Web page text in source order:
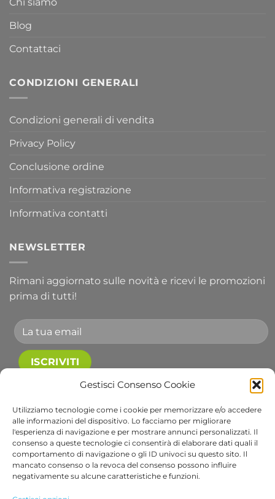
Gestisci Consenso Cookie
Utilizziamo tecnologie come i cookie per memorizzare e/o accedere
alle informazioni del dispositivo. Lo facciamo per migliorare
l'esperienza di navigazione e per mostrare annunci personalizzati. Il
consenso a queste tecnologie ci consentirà di elaborare dati quali il
comportamento di navigazione o gli ID univoci su questo sito. Il
mancato consenso o la revoca del consenso possono influire
negativamente su alcune caratteristiche e funzioni.
Chi siamo
Blog
Contattaci
CONDIZIONI GENERALI
Condizioni generali di vendita
Privacy Policy
Conclusione ordine
Informativa registrazione
Informativa contatti
NEWSLETTER
Rimani aggiornato sulle novità e ricevi le promozioni
prima di tutti!
Accetto le condizioni generali e di ricevere le
Alternative:
Visa PayPal Stripe MasterCard
Cash
On
Apple